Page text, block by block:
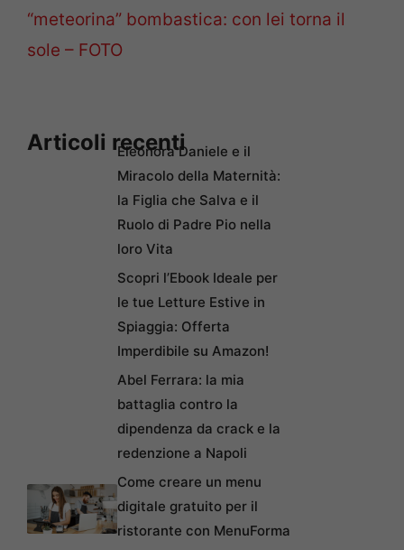
“meteorina” bombastica: con lei torna il
sole – FOTO
Articoli recentiEleonora Daniele e il
Miracolo della Maternità:
la Figlia che Salva e il
Ruolo di Padre Pio nella
loro Vita
Scopri l’Ebook Ideale per
le tue Letture Estive in
Spiaggia: Offerta
Imperdibile su Amazon!
Abel Ferrara: la mia
battaglia contro la
dipendenza da crack e la
redenzione a Napoli
Come creare un menu
digitale gratuito per il
ristorante con MenuForma